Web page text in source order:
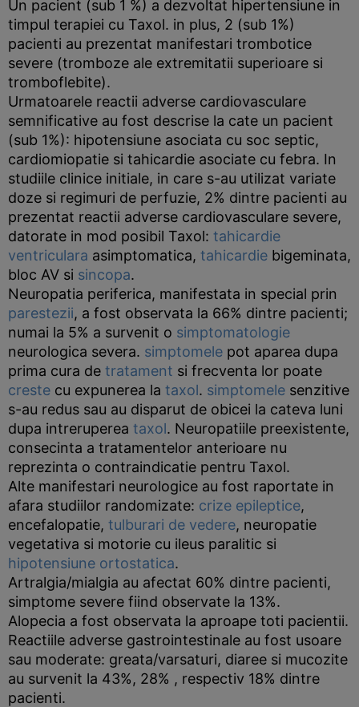
Un pacient (sub 1 %) a dezvoltat hipertensiune in
timpul terapiei cu Taxol. in plus, 2 (sub 1%)
pacienti au prezentat manifestari trombotice
severe (tromboze ale extremitatii superioare si
tromboflebite).
Urmatoarele reactii adverse cardiovasculare
semnificative au fost descrise la cate un pacient
(sub 1%): hipotensiune asociata cu soc septic,
cardiomiopatie si tahicardie asociate cu febra. In
studiile clinice initiale, in care s-au utilizat variate
doze si regimuri de perfuzie, 2% dintre pacienti au
prezentat reactii adverse cardiovasculare severe,
datorate in mod posibil Taxol: tahicardie
ventriculara asimptomatica, tahicardie bigeminata,
bloc AV si sincopa.
Neuropatia periferica, manifestata in special prin
parestezii, a fost observata la 66% dintre pacienti;
numai la 5% a survenit o simptomatologie
neurologica severa. simptomele pot aparea dupa
prima cura de tratament si frecventa lor poate
creste cu expunerea la taxol. simptomele senzitive
s-au redus sau au disparut de obicei la cateva luni
dupa intreruperea taxol. Neuropatiile preexistente,
consecinta a tratamentelor anterioare nu
reprezinta o contraindicatie pentru Taxol.
Alte manifestari neurologice au fost raportate in
afara studiilor randomizate: crize epileptice,
encefalopatie, tulburari de vedere, neuropatie
vegetativa si motorie cu ileus paralitic si
hipotensiune ortostatica.
Artralgia/mialgia au afectat 60% dintre pacienti,
simptome severe fiind observate la 13%.
Alopecia a fost observata la aproape toti pacientii.
Reactiile adverse gastrointestinale au fost usoare
sau moderate: greata/varsaturi, diaree si mucozite
au survenit la 43%, 28% , respectiv 18% dintre
pacienti.